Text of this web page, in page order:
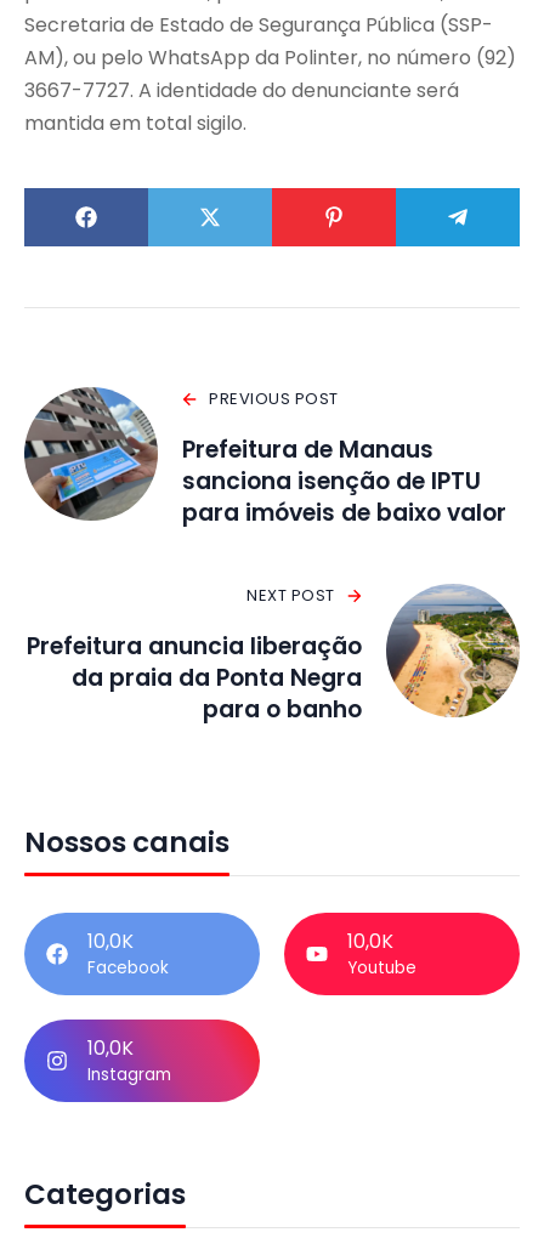
Secretaria de Estado de Segurança Pública (SSP-
AM), ou pelo WhatsApp da Polinter, no número (92)
3667-7727. A identidade do denunciante será
mantida em total sigilo.
PREVIOUS POST
Prefeitura de Manaus
sanciona isenção de IPTU
para imóveis de baixo valor
NEXT POST
Prefeitura anuncia liberação
da praia da Ponta Negra
para o banho
Nossos canais
10,0K
Facebook
10,0K
Youtube
10,0K
Instagram
Categorias